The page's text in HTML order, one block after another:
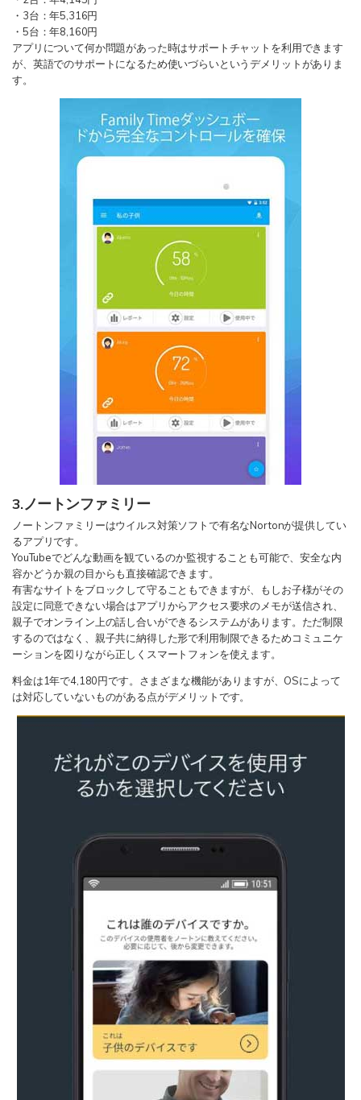
・3台：年5,316円
・5台：年8,160円
アプリについて何か問題があった時はサポートチャットを利用できます
が、英語でのサポートになるため使いづらいというデメリットがありま
す。
3.ノートンファミリー
ノートンファミリーはウイルス対策ソフトで有名なNortonが提供してい
るアプリです。
YouTubeでどんな動画を観ているのか監視することも可能で、安全な内
容かどうか親の目からも直接確認できます。
有害なサイトをブロックして守ることもできますが、もしお子様がその
設定に同意できない場合はアプリからアクセス要求のメモが送信され、
親子でオンライン上の話し合いができるシステムがあります。ただ制限
するのではなく、親子共に納得した形で利用制限できるためコミュニケ
ーションを図りながら正しくスマートフォンを使えます。
料金は1年で4,180円です。さまざまな機能がありますが、OSによって
は対応していないものがある点がデメリットです。